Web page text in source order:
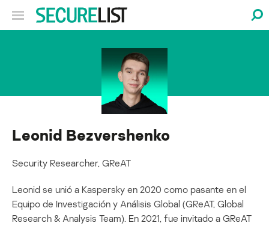
Leonid Bezvershenko
Security Researcher, GReAT
Leonid se unió a Kaspersky en 2020 como pasante en el
Equipo de Investigación y Análisis Global (GReAT, Global
Research & Analysis Team). En 2021, fue invitado a GReAT